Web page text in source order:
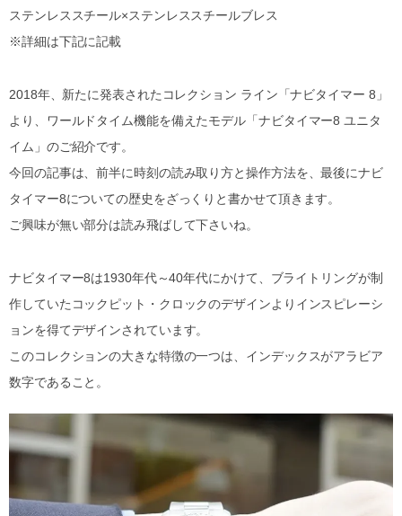
ステンレススチール×ステンレススチールブレス
※詳細は下記に記載
2018年、新たに発表されたコレクション ライン「ナビタイマー 8」
より、ワールドタイム機能を備えたモデル「ナビタイマー8 ユニタ
イム」のご紹介です。
今回の記事は、前半に時刻の読み取り方と操作方法を、最後にナビ
タイマー8についての歴史をざっくりと書かせて頂きます。
ご興味が無い部分は読み飛ばして下さいね。
ナビタイマー8は1930年代～40年代にかけて、ブライトリングが制
作していたコックピット・クロックのデザインよりインスピレーシ
ョンを得てデザインされています。
このコレクションの大きな特徴の一つは、インデックスがアラビア
数字であること。